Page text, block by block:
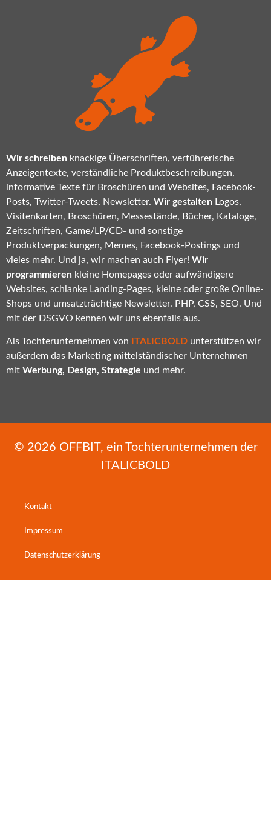
Wir schreiben knackige Überschriften, verführerische
Anzeigentexte, verständliche Produktbeschreibungen,
informative Texte für Broschüren und Websites, Facebook-
Posts, Twitter-Tweets, Newsletter. Wir gestalten Logos,
Visitenkarten, Broschüren, Messestände, Bücher, Kataloge,
Zeitschriften, Game/LP/CD- und sonstige
Produktverpackungen, Memes, Facebook-Postings und
vieles mehr. Und ja, wir machen auch Flyer! Wir
programmieren kleine Homepages oder aufwändigere
Websites, schlanke Landing-Pages, kleine oder große Online-
Shops und umsatzträchtige Newsletter. PHP, CSS, SEO. Und
mit der DSGVO kennen wir uns ebenfalls aus.
Als Tochterunternehmen von ITALICBOLD unterstützen wir
außerdem das Marketing mittelständischer Unternehmen
mit Werbung, Design, Strategie und mehr.
© 2026 OFFBIT, ein Tochterunternehmen der
ITALICBOLD
Kontakt
Impressum
Datenschutzerklärung